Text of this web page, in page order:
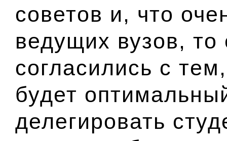
советов и, что
ведущих вузов, то
согласились с
будет
делегировать